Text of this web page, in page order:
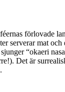
förlovade
serverar mat
“okaeri
Det är